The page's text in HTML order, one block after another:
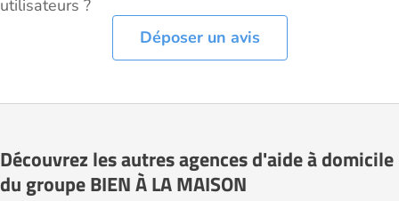
utilisateurs ?
Déposer un avis
Découvrez les autres agences d'aide à domicile
du groupe BIEN À LA MAISON